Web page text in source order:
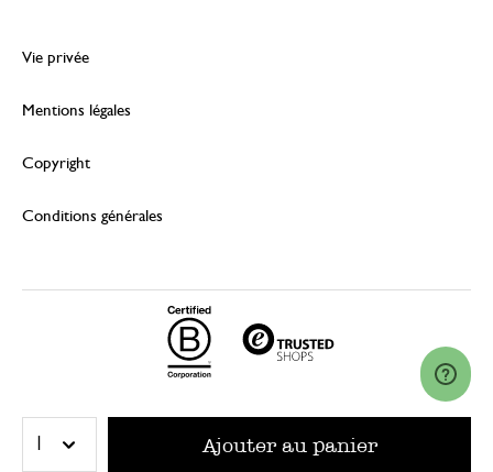
Ajouter au panier
Vie privée
Mentions légales
Copyright
Conditions générales
© 2026 Dille & Kamille (Nederland) B.V.